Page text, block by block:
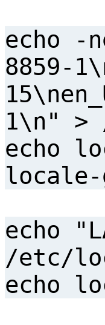
echo -
8859-
1\n" >
echo
locale-
echo
/etc/
echo